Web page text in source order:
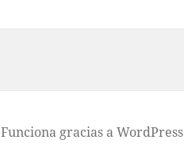
Funciona gracias a WordPress